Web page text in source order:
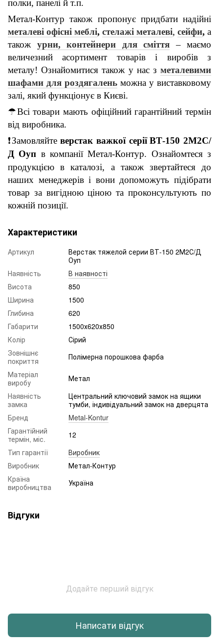
полки, панелі й т.п.
Метал-Контур також пропонує придбати надійні
металеві офісні меблі, стелажі металеві, сейфи, а
також
урни, контейнери для сміття – маємо
величезний асортимент товарів і виробів з
металу!Ознайомитися також у нас зметалевими
шафами для роздягалень можна у виставковому
залі, який функціонує в Києві.
☂Всі товари мають офіційний гарантійний термін
від виробника.
❗Замовляйте верстак важкої серії ВТ-150 2М2С/
Д Оуп в компанії Метал-Контур. Ознайомтеся з
продукцією в каталозі, а також звертайтеся до
наших менеджеріві вони допоможуть підібрати
товар за вигідною ціною та проконсультують по
кожній позиції.
Характеристики
Артикул
Верстак тяжелой серии ВТ-150 2М2С/Д
Оуп
Наявність
В наявності
Висота
850
Ширина
1500
Глибина
620
Габарити
1500х620х850
Колір
Сірий
Зовнішнє
покриття
Полімерна порошкова фарба
Матеріал
виробу
Метал
Наявність
замка
Центральний ключовий замок на ящики
тумби, індивідуальний замок на дверцята
Бренд
Metal-Kontur
Гарантійний
термін, міс.
12
Тип гарантії
Виробник
Виробник
Метал-Контур
Країна
виробництва
Україна
Відгуки
Додайте перший відгук
Написати відгук